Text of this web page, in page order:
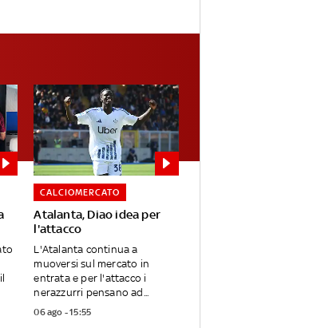
Atalanta, Diao idea per
l'attacco
CALCIOMERCATO
L'Atalanta continua a
muoversi sul mercato in
entrata e per l'attacco i
nerazzurri pensano ad...
06 ago - 15:55